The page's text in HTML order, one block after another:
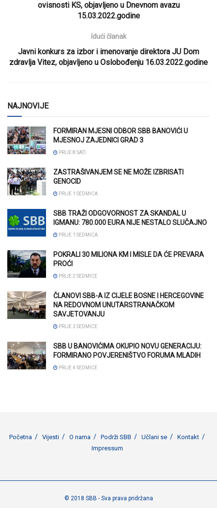
ovisnosti KS, objavljeno u Dnevnom avazu
15.03.2022.godine
Idući članak
Javni konkurs za izbor i imenovanje direktora JU Dom
zdravlja Vitez, objavljeno u Oslobođenju 16.03.2022.godine
NAJNOVIJE
FORMIRAN MJESNI ODBOR SBB BANOVIĆI U
MJESNOJ ZAJEDNICI GRAD 3
PRIJE 8 SATI
ZASTRAŠIVANJEM SE NE MOŽE IZBRISATI
GENOCID
PRIJE 1 SEDMICA
SBB TRAŽI ODGOVORNOST ZA SKANDAL U
IGMANU: 780.000 EURA NIJE NESTALO SLUČAJNO
PRIJE 1 SEDMICA
POKRALI 30 MILIONA KM I MISLE DA ĆE PREVARA
PROĆI
PRIJE 2 SEDMICE
ČLANOVI SBB-A IZ CIJELE BOSNE I HERCEGOVINE
NA REDOVNOM UNUTARSTRANAČKOM
SAVJETOVANJU
PRIJE 3 SEDMICE
SBB U BANOVIĆIMA OKUPIO NOVU GENERACIJU:
FORMIRANO POVJERENIŠTVO FORUMA MLADIH
PRIJE 4 SEDMICE
Početna Vijesti O nama Podrži SBB Učlani se
Kontakt
Impressum
© 2018 SBB - Sva prava pridržana